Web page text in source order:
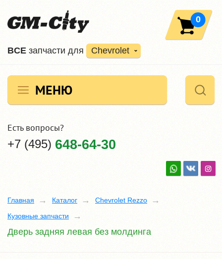
ВCE запчасти для Chevrolet
0
МЕНЮ
Есть вопросы?
+7 (495) 648-64-30
Главная Каталог
Chevrolet Rezzo
Кузовные запчасти
Дверь задняя левая без молдинга